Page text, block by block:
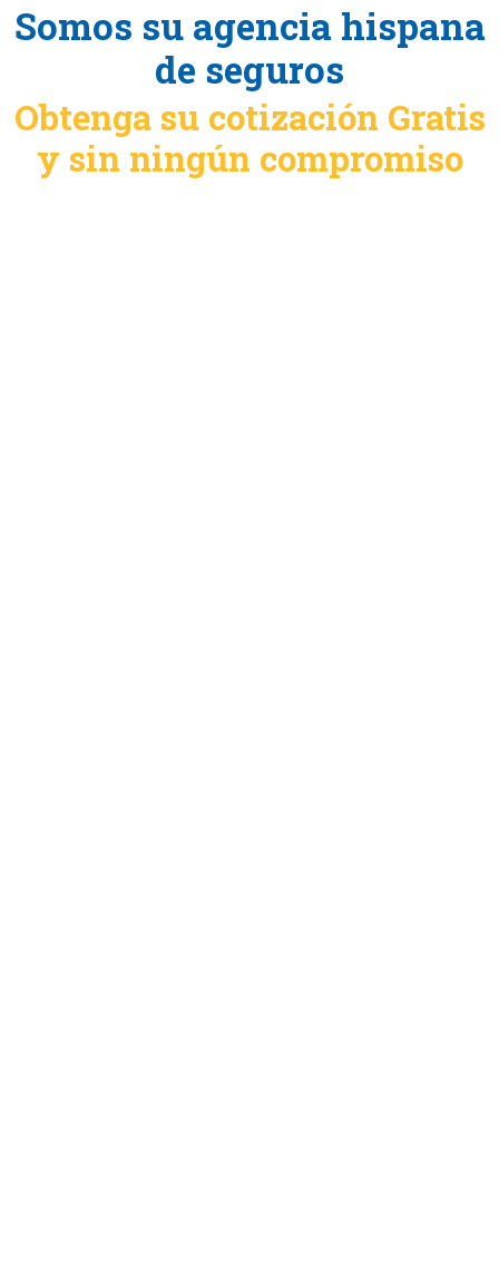
Somos su agencia hispana
de seguros
Obtenga su cotización Gratis
y sin ningún compromiso